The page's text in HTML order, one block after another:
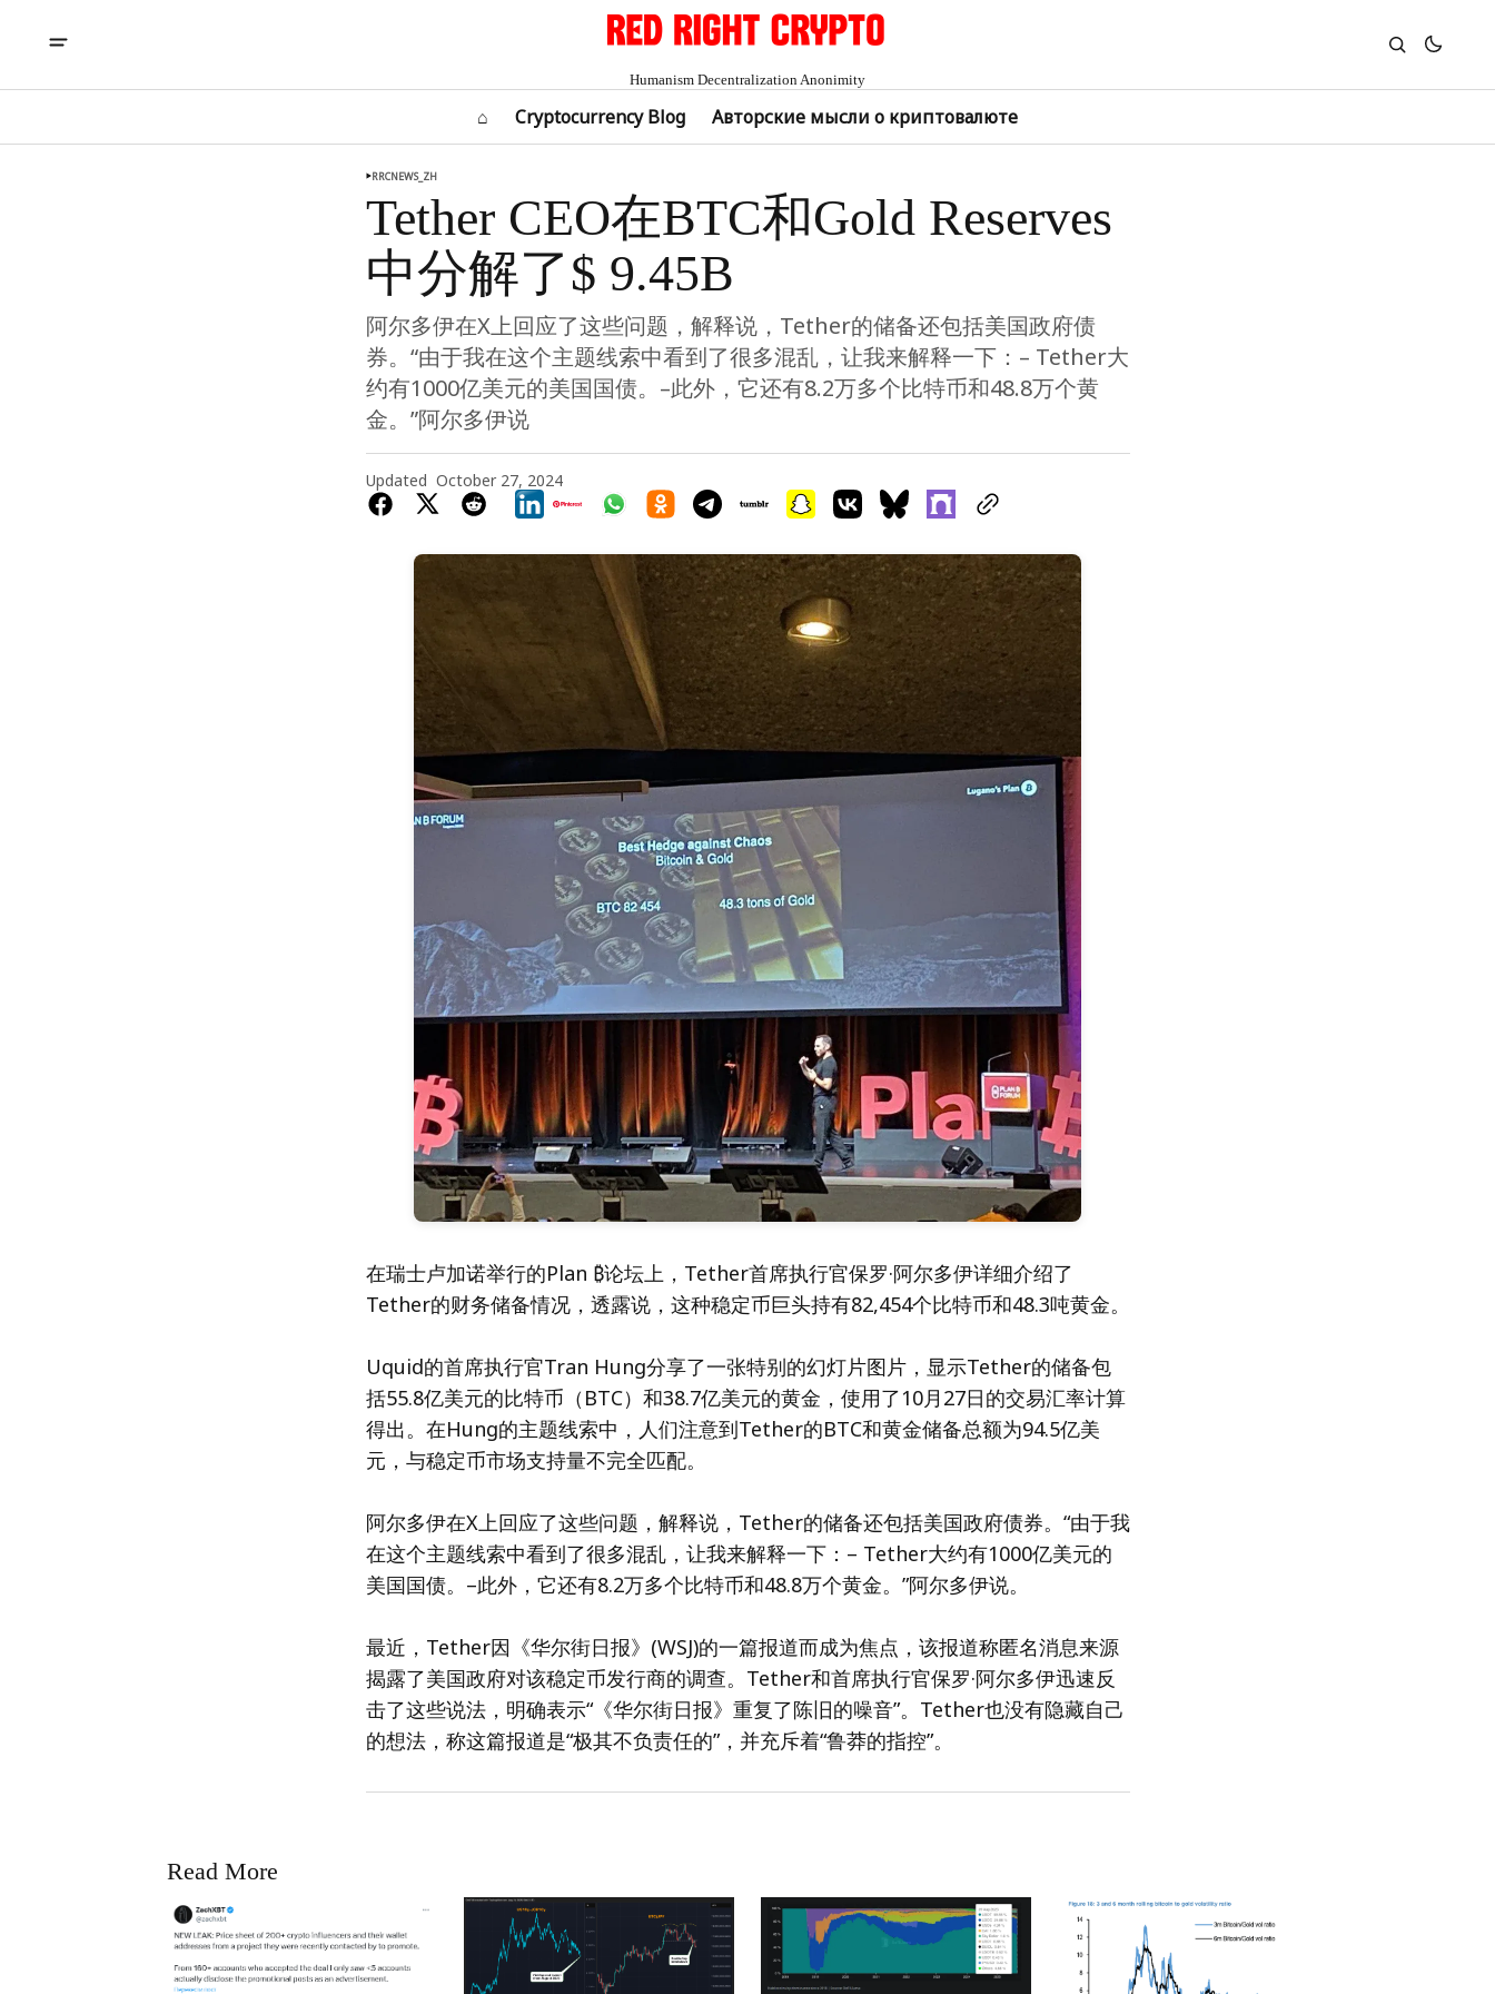
Humanism Decentralization Anonimity
⌂ Cryptocurrency Blog Авторские мысли о криптовалюте
RRCNEWS_ZH
Tether CEO在BTC和Gold Reserves
中分解了$ 9.45B
阿尔多伊在X上回应了这些问题，解释说，Tether的储备还包括美国政府债
券。“由于我在这个主题线索中看到了很多混乱，让我来解释一下：– Tether大
约有1000亿美元的美国国债。–此外，它还有8.2万多个比特币和48.8万个黄
金。”阿尔多伊说
Updated October 27, 2024
在瑞士卢加诺举行的Plan ₿论坛上，Tether首席执行官保罗·阿尔多伊详细介绍了
Tether的财务储备情况，透露说，这种稳定币巨头持有82,454个比特币和48.3吨黄金。
Uquid的首席执行官Tran Hung分享了一张特别的幻灯片图片，显示Tether的储备包
括55.8亿美元的比特币（BTC）和38.7亿美元的黄金，使用了10月27日的交易汇率计算
得出。在Hung的主题线索中，人们注意到Tether的BTC和黄金储备总额为94.5亿美
元，与稳定币市场支持量不完全匹配。
阿尔多伊在X上回应了这些问题，解释说，Tether的储备还包括美国政府债券。“由于我
在这个主题线索中看到了很多混乱，让我来解释一下：– Tether大约有1000亿美元的
美国国债。–此外，它还有8.2万多个比特币和48.8万个黄金。”阿尔多伊说。
最近，Tether因《华尔街日报》(WSJ)的一篇报道而成为焦点，该报道称匿名消息来源
揭露了美国政府对该稳定币发行商的调查。Tether和首席执行官保罗·阿尔多伊迅速反
击了这些说法，明确表示“《华尔街日报》重复了陈旧的噪音”。Tether也没有隐藏自己
的想法，称这篇报道是“极其不负责任的”，并充斥着“鲁莽的指控”。
Read More